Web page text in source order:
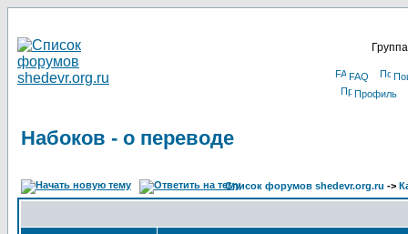
FAQ
Профиль
Набоков - о переводе
Список форумов shedevr.org.ru ->